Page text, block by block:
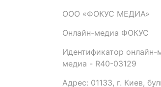
ООО «ФОКУС МЕДИА»
Онлайн-медиа ФОКУС
Идентификатор онлайн-
медиа - R40-03129
Адрес: 01133, г. Киев,